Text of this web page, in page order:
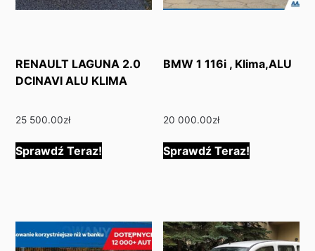
RENAULT LAGUNA 2.0
DCINAVI ALU KLIMA
25 500.00zł
Sprawdź Teraz!
BMW 1 116i , Klima,ALU
20 000.00zł
Sprawdź Teraz!